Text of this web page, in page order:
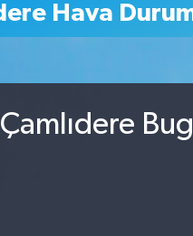
Hava
Çamlıdere